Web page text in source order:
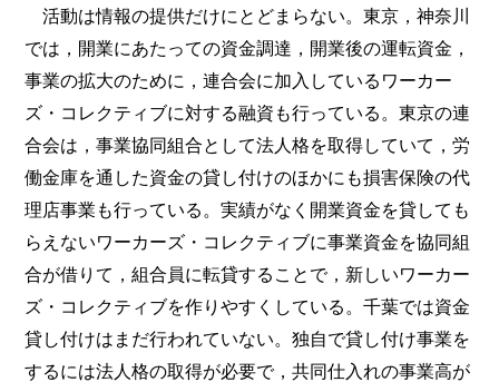
活動は情報の提供だけにとどまらない。東京，神奈川
では，開業にあたっての資金調達，開業後の運転資金，
事業の拡大のために，連合会に加入しているワーカー
ズ・コレクティブに対する融資も行っている。東京の連
合会は，事業協同組合として法人格を取得していて，労
働金庫を通した資金の貸し付けのほかにも損害保険の代
理店事業も行っている。実績がなく開業資金を貸しても
らえないワーカーズ・コレクティブに事業資金を協同組
合が借りて，組合員に転貸することで，新しいワーカー
ズ・コレクティブを作りやすくしている。千葉では資金
貸し付けはまだ行われていない。独自で貸し付け事業を
するには法人格の取得が必要で，共同仕入れの事業高が